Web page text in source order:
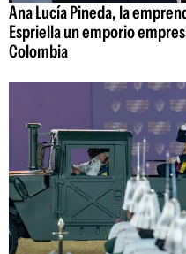
Ana Lucía Pineda, la
Espriella un emporio
Colombia